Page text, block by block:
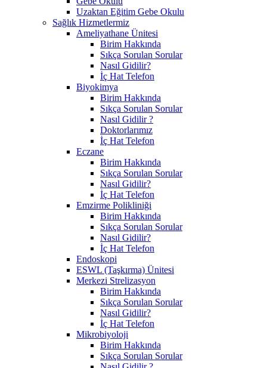
Uzaktan Eğitim Gebe Okulu
Sağlık Hizmetlermiz
Ameliyathane Ünitesi
Birim Hakkında
Sıkça Sorulan Sorular
Nasıl Gidilir?
İç Hat Telefon
Biyokimya
Birim Hakkında
Sıkça Sorulan Sorular
Nasıl Gidilir ?
Doktorlarımız
İç Hat Telefon
Eczane
Birim Hakkında
Sıkça Sorulan Sorular
Nasıl Gidilir?
İç Hat Telefon
Emzirme Polikliniği
Birim Hakkında
Sıkça Sorulan Sorular
Nasıl Gidilir?
İç Hat Telefon
Endoskopi
ESWL (Taşkırma) Ünitesi
Merkezi Strelizasyon
Birim Hakkında
Sıkça Sorulan Sorular
Nasıl Gidilir?
İç Hat Telefon
Mikrobiyoloji
Birim Hakkında
Sıkça Sorulan Sorular